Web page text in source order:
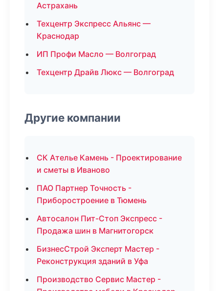
Астрахань
Техцентр Экспресс Альянс —
Краснодар
ИП Профи Масло — Волгоград
Техцентр Драйв Люкс — Волгоград
Другие компании
СК Ателье Камень - Проектирование
и сметы в Иваново
ПАО Партнер Точность -
Приборостроение в Тюмень
Автосалон Пит-Стоп Экспресс -
Продажа шин в Магнитогорск
БизнесСтрой Эксперт Мастер -
Реконструкция зданий в Уфа
Производство Сервис Мастер -